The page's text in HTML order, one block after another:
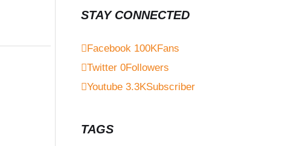
STAY CONNECTED
Facebook 100KFans
Twitter 0Followers
Youtube 3.3KSubscriber
TAGS